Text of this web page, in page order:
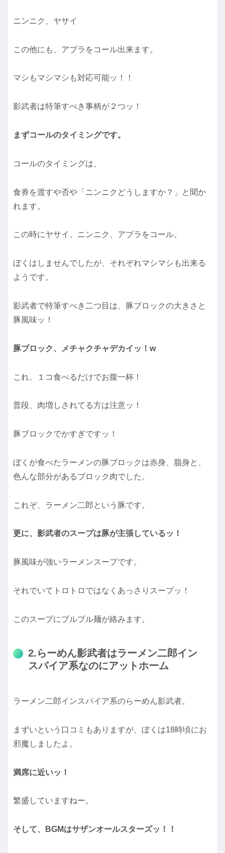
ニンニク、ヤサイ
この他にも、アブラをコール出来ます。
マシもマシマシも対応可能ッ！！
影武者は特筆すべき事柄が２つッ！
まずコールのタイミングです。
コールのタイミングは、
食券を渡すや否や「ニンニクどうしますか？」と聞か
れます。
この時にヤサイ、ニンニク、アブラをコール。
ぼくはしませんでしたが、それぞれマシマシも出来る
ようです。
影武者で特筆すべき二つ目は、豚ブロックの大きさと
豚風味ッ！
豚ブロック、メチャクチャデカイッ！w
これ、１コ食べるだけでお腹一杯！
普段、肉増しされてる方は注意ッ！
豚ブロックでかすぎですッ！
ぼくが食べたラーメンの豚ブロックは赤身、脂身と、
色んな部分があるブロック肉でした。
これぞ、ラーメン二郎という豚です。
更に、影武者のスープは豚が主張しているッ！
豚風味が強いラーメンスープです。
それでいてトロトロではなくあっさりスープッ！
このスープにプルプル麺が絡みます。
2.らーめん影武者はラーメン二郎イン
スパイア系なのにアットホーム
ラーメン二郎インスパイア系のらーめん影武者。
まずいという口コミもありますが、ぼくは18時頃にお
邪魔しましたよ。
満席に近いッ！
繁盛していますねー。
そして、BGMはサザンオールスターズッ！！